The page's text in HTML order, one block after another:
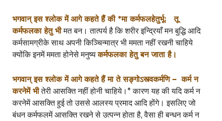
भगवान् इस श्लोक में आगे कहते हैं की *मा कर्मफलहेतुर्भूःतू
कर्मफलका हेतु भीमत बन। तात्पर्य है कि शरीर इन्द्रियाँ मन बुद्धि आदि
कर्मसामग्रीके साथ अपनी किञ्चिन्मात्र भी ममता नहीं रखनी चाहिये
क्योंकि इनमें ममता होनेसे मनुष्यकर्मफलका हेतु बन जाता है।
भगवान् इस श्लोक में आगे कहते हैंमा ते सङ्गोऽस्त्वकर्मणि –कर्म न
करनेमें भीतेरी आसक्ति नहीं होनी चाहिये।* कारण यह की यदि कर्म न
करनेमें आसक्ति हुई तो उससे आलस्य प्रमाद आदि होंगे। इसलिए जो
बंधन कर्मफलमें आसक्ति रखने से उत्पन्न होता है, वैसा ही बन्धन कर्म न